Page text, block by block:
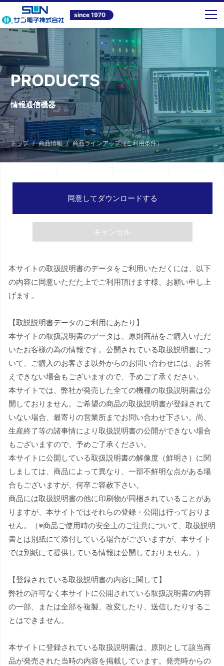
since 1970
PRODUCTS
情報通信機器
トップ 商品情報 商品ラインアップ（ご利用条件）
同意してダウンロードする
キャンセル
本サイトの取扱説明書のデータをご利用いただくには、以下
の内容に同意いただた上でご利用頂けます様、お願い申し上
げます。
【取説説明書データのご利用にあたり】
本サイトの取扱説明書のデータは、原則商品をご購入いただ
いたお客様の為の情報です。公開されている取扱説明書につ
いて、ご購入のお客さま以外からのお問い合わせには、お答
えできない場合もございますので、予めご了承ください。
本サイトでは、弊社が発売した全ての機種の取扱説明書は公
開しておりません。ご希望の商品の取扱説明書が登録されて
いない場合、最寄りの営業所までお問い合わせ下さい。尚、
生産終了等の諸事情により取扱説明書の公開ができない場合
もございますので、予めご了承ください。
本サイトに公開している取扱説明書の解像度（鮮明さ）に関
しましては、商品によって異なり、一部不鮮明な点がある場
合もございますが、何卒ご容赦下さい。
商品には取扱説明書の他に印刷物が同梱されていることがあ
りますが、本サイトではそれらの登録・公開は行っておりま
せん。（※商品ご使用時の安全上のご注意について、取扱説明
書とは別紙にて添付している場合がございますが、本サイト
では別紙にて提供している情報は公開しておりません。）
【登録されている取扱説明書の内容に関して】
弊社の許可なく本サイトに公開されている取扱説明書の内容
の一部、または全部を複製、改変したり、送信したりするこ
とはできません。
本サイトに登録されている取扱説明書は、原則として該当商
品が発売された当時の内容を掲載しています。発売時からの